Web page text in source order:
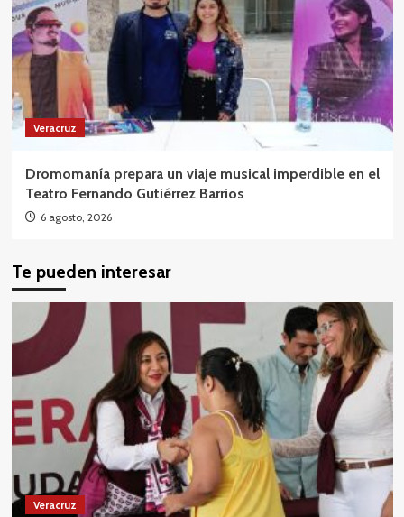
Veracruz
Dromomanía prepara un viaje musical imperdible en el
Teatro Fernando Gutiérrez Barrios
6 agosto, 2026
Te pueden interesar
Veracruz